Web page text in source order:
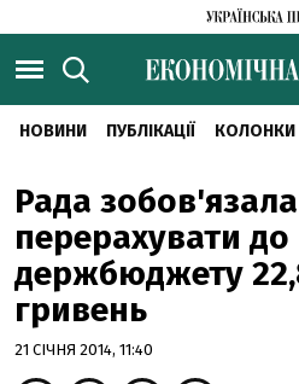
НОВИНИ ПУБЛІКАЦІЇ КОЛОНКИ
Рада
перерахувати до
держбюджету
гривень
21 СІЧНЯ 2014, 11:40